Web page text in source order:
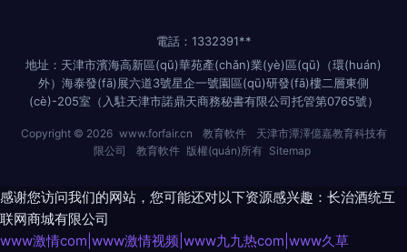
電話：1332391**
地址：天津市濱海高新區(qū)華苑產(chǎn)業(yè)區(qū)（環(huán)
外）海泰發(fā)展六道3號星企一號園區(qū)研發(fā)樓二層東側
(cè)-205室（入駐天津市諾鼎天商務秘書有限公司托管第0765號）
Copyright © 2026 www.forfair.cn 教育軟件
天津市潭澤億嘉教育科技有
限公司
教育軟件 版權(quán)所有 Sitemap
感谢您访问我们的网站，您可能还对以下资源感兴趣：长治酒统互
联网商城有限公司
www激情com|www激情视频|www九九热com|www久草